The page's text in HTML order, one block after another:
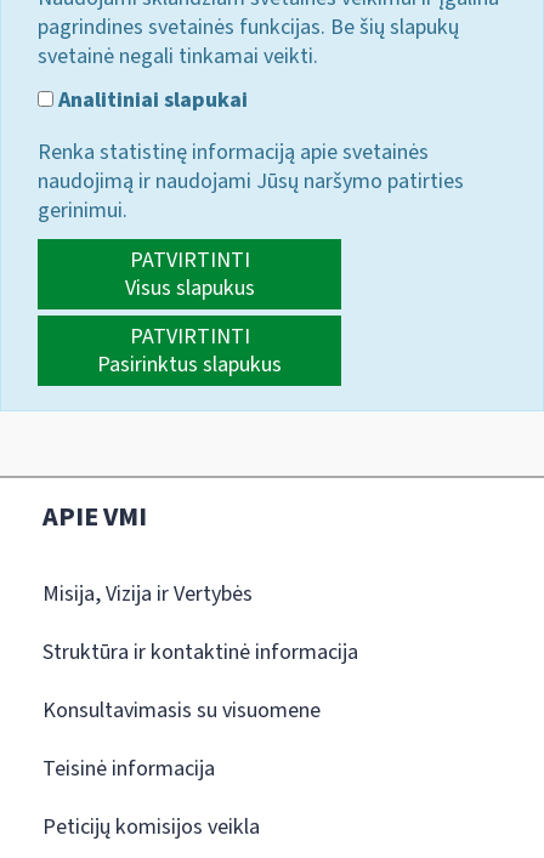
pagrindines svetainės funkcijas. Be šių slapukų
svetainė negali tinkamai veikti.
Analitiniai slapukai
Renka statistinę informaciją apie svetainės
naudojimą ir naudojami Jūsų naršymo patirties
gerinimui.
PATVIRTINTI
Visus slapukus
PATVIRTINTI
Pasirinktus slapukus
APIE VMI
Misija, Vizija ir Vertybės
Struktūra ir kontaktinė informacija
Konsultavimasis su visuomene
Teisinė informacija
Peticijų komisijos veikla